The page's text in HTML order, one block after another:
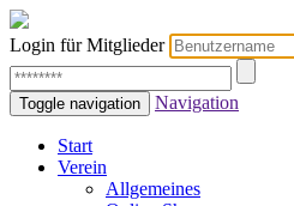
Login für Mitglieder
Toggle navigation Navigation
Start
Verein
Allgemeines